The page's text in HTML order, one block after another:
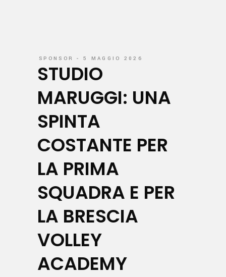
SPONSOR 5 MAGGIO 2026
STUDIO
MARUGGI: UNA
SPINTA
COSTANTE PER
LA PRIMA
SQUADRA E PER
LA BRESCIA
VOLLEY
ACADEMY